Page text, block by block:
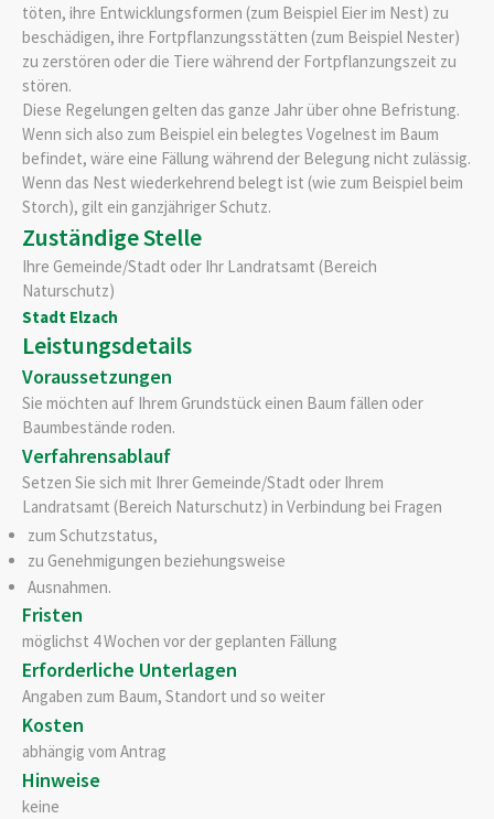
töten, ihre Entwicklungsformen (zum Beispiel Eier im Nest) zu
beschädigen, ihre Fortpflanzungsstätten (zum Beispiel Nester)
zu zerstören oder die Tiere während der Fortpflanzungszeit zu
stören.
Diese Regelungen gelten das ganze Jahr über ohne Befristung.
Wenn sich also zum Beispiel ein belegtes Vogelnest im Baum
befindet, wäre eine Fällung während der Belegung nicht zulässig.
Wenn das Nest wiederkehrend belegt ist (wie zum Beispiel beim
Storch), gilt ein ganzjähriger Schutz.
Zuständige Stelle
Ihre Gemeinde/Stadt oder Ihr Landratsamt (Bereich
Naturschutz)
Stadt Elzach
Leistungsdetails
Voraussetzungen
Sie möchten auf Ihrem Grundstück einen Baum fällen oder
Baumbestände roden.
Verfahrensablauf
Setzen Sie sich mit Ihrer Gemeinde/Stadt oder Ihrem
Landratsamt (Bereich Naturschutz) in Verbindung bei Fragen
zum Schutzstatus,
zu Genehmigungen beziehungsweise
Ausnahmen.
Fristen
möglichst 4 Wochen vor der geplanten Fällung
Erforderliche Unterlagen
Angaben zum Baum, Standort und so weiter
Kosten
abhängig vom Antrag
Hinweise
keine